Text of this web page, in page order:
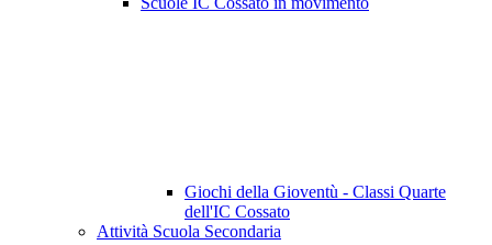
Giochi della Gioventù - Classi Quarte
dell'IC Cossato
Attività Scuola Secondaria